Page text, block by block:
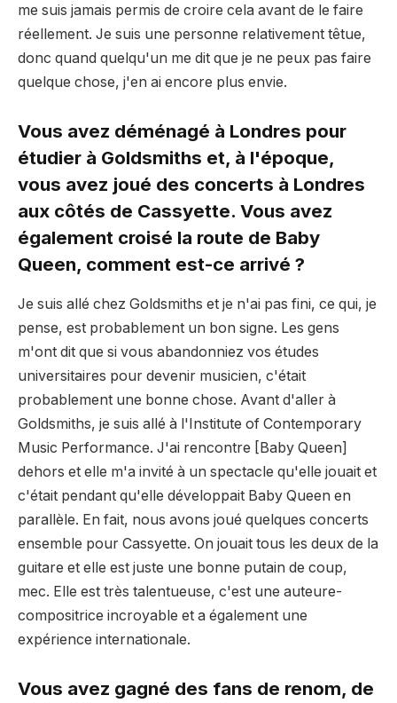
me suis jamais permis de croire cela avant de le faire
réellement. Je suis une personne relativement têtue,
donc quand quelqu'un me dit que je ne peux pas faire
quelque chose, j'en ai encore plus envie.
Vous avez déménagé à Londres pour
étudier à Goldsmiths et, à l'époque,
vous avez joué des concerts à Londres
aux côtés de Cassyette. Vous avez
également croisé la route de Baby
Queen, comment est-ce arrivé ?
Je suis allé chez Goldsmiths et je n'ai pas fini, ce qui, je
pense, est probablement un bon signe. Les gens
m'ont dit que si vous abandonniez vos études
universitaires pour devenir musicien, c'était
probablement une bonne chose. Avant d'aller à
Goldsmiths, je suis allé à l'Institute of Contemporary
Music Performance. J'ai rencontre [Baby Queen]
dehors et elle m'a invité à un spectacle qu'elle jouait et
c'était pendant qu'elle développait Baby Queen en
parallèle. En fait, nous avons joué quelques concerts
ensemble pour Cassyette. On jouait tous les deux de la
guitare et elle est juste une bonne putain de coup,
mec. Elle est très talentueuse, c'est une auteure-
compositrice incroyable et a également une
expérience internationale.
Vous avez gagné des fans de renom, de